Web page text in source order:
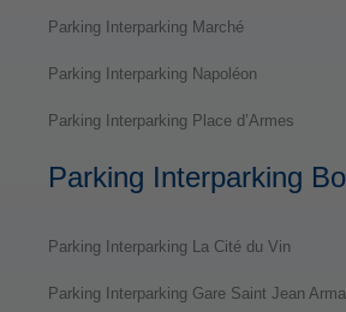
Parking Interparking Marché
Parking Interparking Napoléon
Parking Interparking Place d’Armes
Parking Interparking
Parking Interparking La Cité du Vin
Parking Interparking Gare Saint Jean